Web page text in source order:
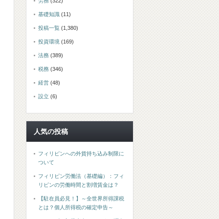
基礎知識 (11)
投稿一覧 (1,380)
投資環境 (169)
法務 (389)
税務 (346)
経営 (48)
設立 (6)
人気の投稿
フィリピンへの外貨持ち込み制限に
ついて
フィリピン労働法（基礎編）：フィ
リピンの労働時間と割増賃金は？
【駐在員必見！】～全世界所得課税
とは？個人所得税の確定申告～